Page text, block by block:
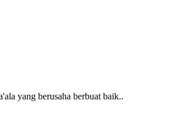
yang berusaha berbuat baik..